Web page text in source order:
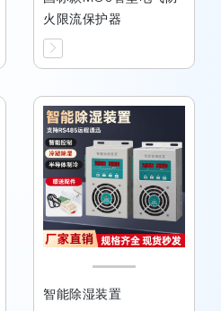
火限流保护器
智能除湿装置